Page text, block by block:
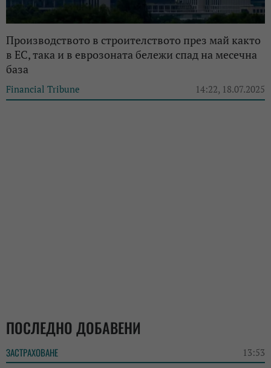
Производството в строителството през май както
в ЕС, така и в еврозоната бележи спад на месечна
база
Financial Tribune 14:22, 18.07.2025
ПОСЛЕДНО ДОБАВЕНИ
ЗАСТРАХОВАНЕ 13:53